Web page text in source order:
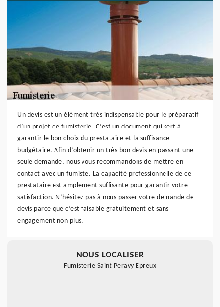
Un devis est un élément très indispensable pour le préparatif
d’un projet de fumisterie. C’est un document qui sert à
garantir le bon choix du prestataire et la suffisance
budgétaire. Afin d’obtenir un très bon devis en passant une
seule demande, nous vous recommandons de mettre en
contact avec un fumiste. La capacité professionnelle de ce
prestataire est amplement suffisante pour garantir votre
satisfaction. N’hésitez pas à nous passer votre demande de
devis parce que c’est faisable gratuitement et sans
engagement non plus.
NOUS LOCALISER
Fumisterie Saint Peravy Epreux